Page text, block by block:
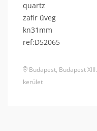
quartz
zafir üveg
kn31mm
ref:D52065
Budapest, Budapest XIII.
kerület